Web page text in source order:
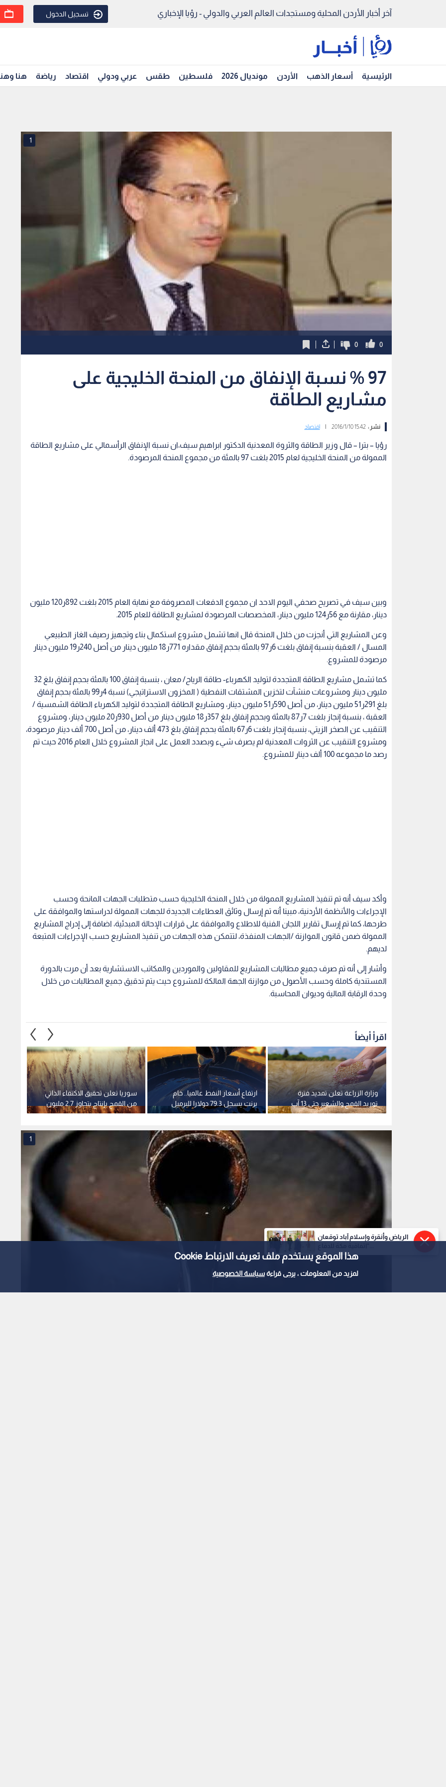
آخر أخبار الأردن المحلية ومستجدات العالم العربي والدولي - رؤيا الإخباري تسجيل الدخول
هذا الموقع يستخدم ملف تعريف الارتباط Cookie
لمزيد من المعلومات ، يرجى قراءةسياسة الخصوصية
الرئيسية أسعار الذهب الأردن مونديال 2026 فلسطين طقس عربي ودولي اقتصاد رياضة هنا
1
0
0
97 % نسبة الإنفاق من المنحة الخليجية على
مشاريع الطاقة
نشر :15:42 2016/1/10 اقتصاد
رؤيا – بترا – قال وزير الطاقة والثروة المعدنية الدكتور ابراهيم سيف،ان نسبة الإنفاق الرأسمالي على مشاريع الطاقة
الممولة من المنحة الخليجية لعام 2015 بلغت 97 بالمئة من مجموع المنحة المرصودة.
وبين سيف في تصريح صحفي اليوم الاحد ان مجموع الدفعات المصروفة مع نهاية العام 2015 بلغت 892ر120 مليون
دينار، مقارنة مع 56ر124 مليون دينار، المخصصات المرصودة لمشاريع الطاقة للعام 2015.
وعن المشاريع التي أنجزت من خلال المنحة قال انها تشمل مشروع استكمال بناء وتجهيز رصيف الغاز الطبيعي
المسال / العقبة بنسبة إنفاق بلغت 6ر97 بالمئة بحجم إنفاق مقداره 771ر18 مليون دينار من أصل 240ر19 مليون دينار
مرصودة للمشروع.
كما تشمل مشاريع الطاقة المتجددة لتوليد الكهرباء- طاقة الرياح/ معان ، بنسبة إنفاق 100 بالمئة بحجم إنفاق بلغ 32
مليون دينار ومشروعات منشآت لتخزين المشتقات النفطية ( المخزون الاستراتيجي) نسبة 4ر99 بالمئة بحجم إنفاق
بلغ 291ر51 مليون دينار، من أصل 590ر51 مليون دينار، ومشاريع الطاقة المتجددة لتوليد الكهرباء الطاقة الشمسية /
العقبة ، بنسبة إنجاز بلغت 7ر87 بالمئة وبحجم إنفاق بلغ 357ر18 مليون دينار من أصل 930ر20 مليون دينار، ومشروع
التنقيب عن الصخر الزيتي، بنسبة إنجاز بلغت 6ر67 بالمئة بحجم إنفاق بلغ 473 ألف دينار، من أصل 700 ألف دينار مرصودة،
ومشروع التنقيب عن الثروات المعدنية لم يصرف شيء وبصدد العمل على انجاز المشروع خلال العام 2016 حيث تم
رصد ما مجموعه 100 ألف دينار للمشروع.
وأكد سيف أنه تم تنفيذ المشاريع الممولة من خلال المنحة الخليجية حسب متطلبات الجهات المانحة وحسب
الإجراءات والأنظمة الأردنية، مبينا أنه تم إرسال وثائق العطاءات الجديدة للجهات الممولة لدراستها والموافقة على
طرحها، كما تم إرسال تقارير اللجان الفنية للاطلاع والموافقة على قرارات الإحالة المبدئية، اضافة إلى إدراج المشاريع
الممولة ضمن قانون الموازنة /الجهات المنفذة، لتتمكن هذه الجهات من تنفيذ المشاريع حسب الإجراءات المتبعة
لديهم.
وأشار إلى أنه تم صرف جميع مطالبات المشاريع للمقاولين والموردين والمكاتب الاستشارية بعد أن مرت بالدورة
المستندية كاملة وحسب الأصول من موازنة الجهة المالكة للمشروع حيث يتم تدقيق جميع المطالبات من خلال
وحدة الرقابة المالية وديوان المحاسبة.
اقرأ أيضاً
سوريا تعلن تحقيق الاكتفاء الذاتي
من القمح بإنتاج يتجاوز 2.7 مليون
طن
ارتفاع أسعار النفط عالميا.. خام
برنت يسجل 79.3 دولارا للبرميل
وزارة الزراعة تعلن تمديد فترة
توريد القمح والشعير حتى 13 آب
1
الرياض وأنقرة وإسلام آباد توقعان